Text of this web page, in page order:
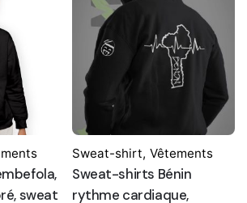
€ 34,00
à
€ 35,00
sweat
Sweat-shirt, Vêtements
Sweat-shirts Bénin
rythme cardiaque,